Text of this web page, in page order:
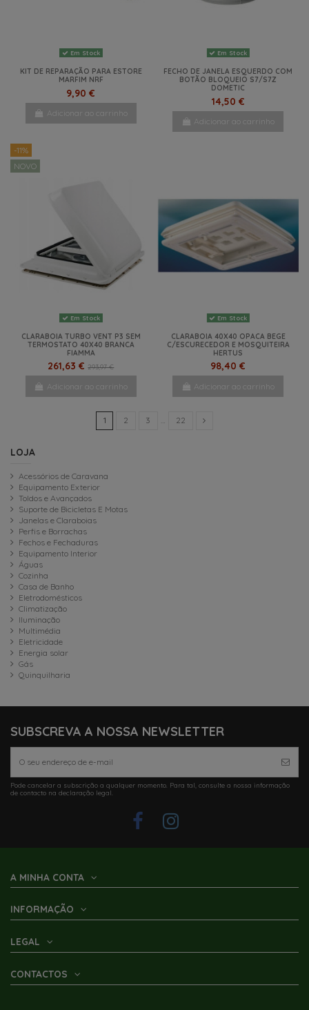
Em Stock
KIT DE REPARAÇÃO PARA ESTORE
MARFIM NRF
9,90 €
Adicionar ao carrinho
Em Stock
FECHO DE JANELA ESQUERDO COM
BOTÃO BLOQUEIO S7/S7Z
DOMETIC
14,50 €
Adicionar ao carrinho
-11%
NOVO
Em Stock
CLARABOIA TURBO VENT P3 SEM
TERMOSTATO 40X40 BRANCA
FIAMMA
261,63 €293,97 €
Adicionar ao carrinho
Em Stock
CLARABOIA 40X40 OPACA BEGE
C/ESCURECEDOR E MOSQUITEIRA
HERTUS
98,40 €
Adicionar ao carrinho
1 2 3 … 22
LOJA
Acessórios de Caravana
Equipamento Exterior
Toldos e Avançados
Suporte de Bicicletas E Motas
Janelas e Claraboias
Perfis e Borrachas
Fechos e Fechaduras
Equipamento Interior
Águas
Cozinha
Casa de Banho
Eletrodomésticos
Climatização
Iluminação
Multimédia
Eletricidade
Energia solar
Gás
Quinquilharia
SUBSCREVA A NOSSA NEWSLETTER
Pode cancelar a subscrição a qualquer momento. Para tal, consulte a nossa informação
de contacto na declaração legal.
A MINHA CONTA
INFORMAÇÃO
LEGAL
CONTACTOS